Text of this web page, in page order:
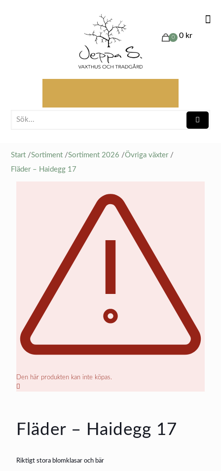
0 0 kr
Start /Sortiment /Sortiment 2026 /Övriga växter /
Fläder – Haidegg 17
Den här produkten kan inte köpas.
Fläder – Haidegg 17
Riktigt stora blomklasar och bär